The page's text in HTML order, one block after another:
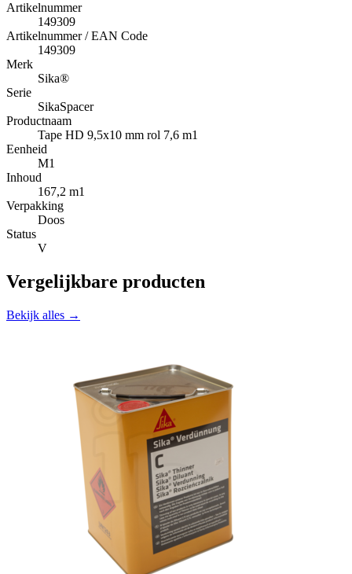
Artikelnummer
149309
Artikelnummer / EAN Code
149309
Merk
Sika®
Serie
SikaSpacer
Productnaam
Tape HD 9,5x10 mm rol 7,6 m1
Eenheid
M1
Inhoud
167,2 m1
Verpakking
Doos
Status
V
Vergelijkbare producten
Bekijk alles →